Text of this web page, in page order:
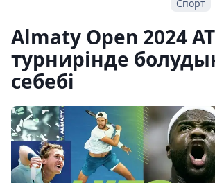
Спорт
Almaty Open 2024
турнирінде
себебі